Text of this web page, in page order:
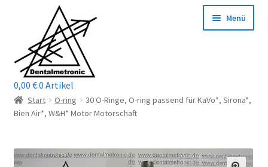
Navigation
springen
springen
Menü
Home
Mein Konto / Login
0,00 €0 Artikel
Start O-ring
30 O-Ringe, O-ring passend für KaVo*, Sirona*,
Bien Air*, W&H* Motor Motorschaft